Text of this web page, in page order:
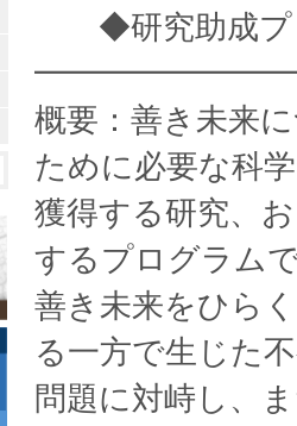
◆研究助成プロ
概要：善き未来
ために必要な科
獲得する研究、
するプログラム
善き未来をひら
る一方で生じた
問題に対峙し、